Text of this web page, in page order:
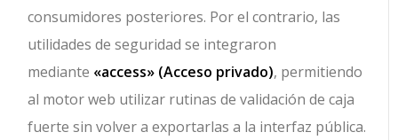
consumidores posteriores. Por el contrario, las
utilidades de seguridad se integraron
mediante «access» (Acceso privado), permitiendo
al motor web utilizar rutinas de validación de caja
fuerte sin volver a exportarlas a la interfaz pública.